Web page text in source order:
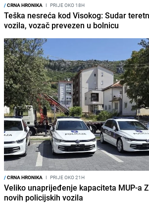
/CRNA HRONIKA I PRIJE OKO 18H
Teška nesreća kod Visokog: Sudar
vozila, vozač prevezen u bolnicu
/CRNA HRONIKA I PRIJE OKO 21H
Veliko unaprijeđenje kapaciteta MUP-a
novih policijskih vozila